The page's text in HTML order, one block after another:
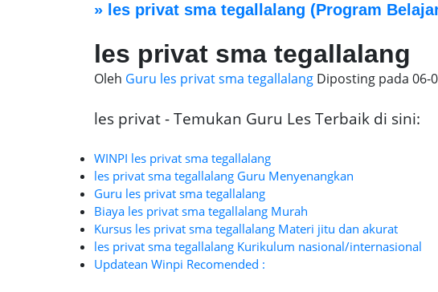
» les privat sma tegallalang (Program
les privat sma tegallalang
Oleh Guru les privat sma tegallalang Diposting pada 06-
les privat - Temukan Guru Les Terbaik di sini:
WINPI les privat sma tegallalang
les privat sma tegallalang Guru Menyenangkan
Guru les privat sma tegallalang
Biaya les privat sma tegallalang Murah
Kursus les privat sma tegallalang Materi jitu dan akurat
les privat sma tegallalang Kurikulum nasional/internasional
Updatean Winpi Recomended :